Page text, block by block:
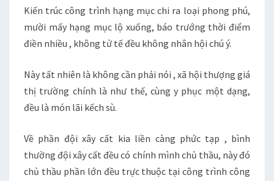
Kiến trúc công trình hạng mục chi ra loại phong phú,
mười mấy hạng mục lộ xuống, báo trướng thời điểm
điền nhiều , không tử tế đều không nhân hội chú ý.
Này tất nhiên là không cần phải nói , xã hội thượng giá
thị trường chính là như thế, cùng y phục một dạng,
đều là món lãi kếch sù.
Về phần đội xây cất kia liền càng phức tạp , bình
thường đội xây cất đều có chính mình chủ thầu, này đó
chủ thầu phần lớn đều trực thuộc tại công trình công